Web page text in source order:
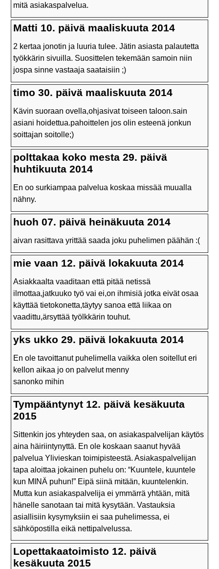
mitä asiakaspalvelua.
Matti 10. päivä maaliskuuta 2014
2 kertaa jonotin ja luuria tulee. Jätin asiasta palautetta
työkkärin sivuilla. Suosittelen tekemään samoin niin
jospa sinne vastaaja saataisiin ;)
timo 30. päivä maaliskuuta 2014
Kävin suoraan ovella,ohjasivat toiseen taloon.sain
asiani hoidettua.pahoittelen jos olin esteenä jonkun
soittajan soitolle;)
polttakaa koko mesta 29. päivä
huhtikuuta 2014
En oo surkiampaa palvelua koskaa missää muualla
nähny.
huoh 07. päivä heinäkuuta 2014
aivan rasittava yrittää saada joku puhelimen päähän :(
mie vaan 12. päivä lokakuuta 2014
Asiakkaalta vaaditaan että pitää netissä
ilmottaa,jatkuuko työ vai ei,on ihmisiä jotka eivät osaa
käyttää tietokonetta,täytyy sanoa että liikaa on
vaadittu,ärsyttää työlkkärin touhut.
yks ukko 29. päivä lokakuuta 2014
En ole tavoittanut puhelimella vaikka olen soitellut eri
kellon aikaa jo on palvelut menny
sanonko mihin
Tympääntynyt 12. päivä kesäkuuta
2015
Sittenkin jos yhteyden saa, on asiakaspalvelijan käytös
aina häiriintynyttä. En ole koskaan saanut hyvää
palvelua Ylivieskan toimipisteestä. Asiakaspalvelijan
tapa aloittaa jokainen puhelu on: “Kuuntele, kuuntele
kun MINÄpuhun!” Eipä siinä mitään, kuuntelenkin.
Mutta kun asiakaspalvelija ei ymmärrä yhtään, mitä
hänelle sanotaan tai mitä kysytään. Vastauksia
asiallisiin kysymyksiin ei saa puhelimessa, ei
sähköpostilla eikä nettipalvelussa.
Lopettakaatoimisto 12. päivä
kesäkuuta 2015